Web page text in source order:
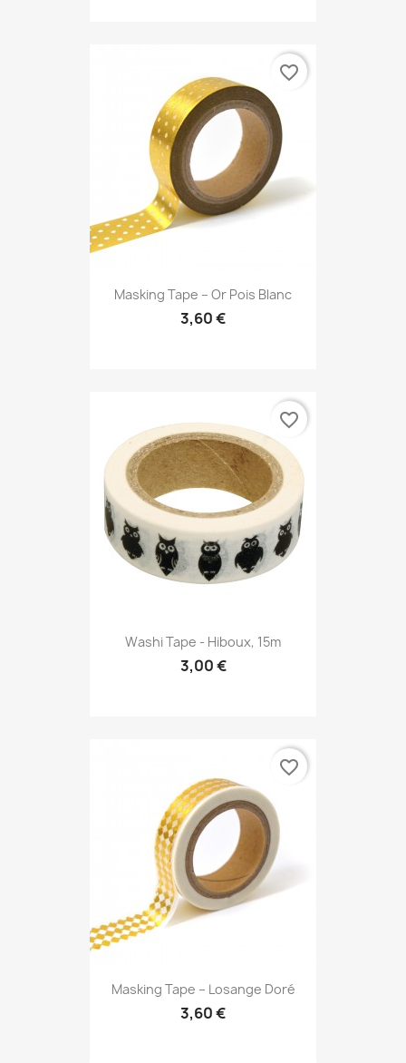
Masking Tape – Or Pois Blanc
3,60 €
favorite_border
Washi Tape - Hiboux, 15m
3,00 €
favorite_border
Masking Tape – Losange Doré
3,60 €
favorite_border